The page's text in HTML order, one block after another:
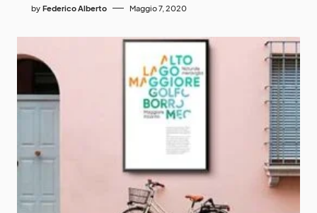
by Federico Alberto Maggio 7, 2020